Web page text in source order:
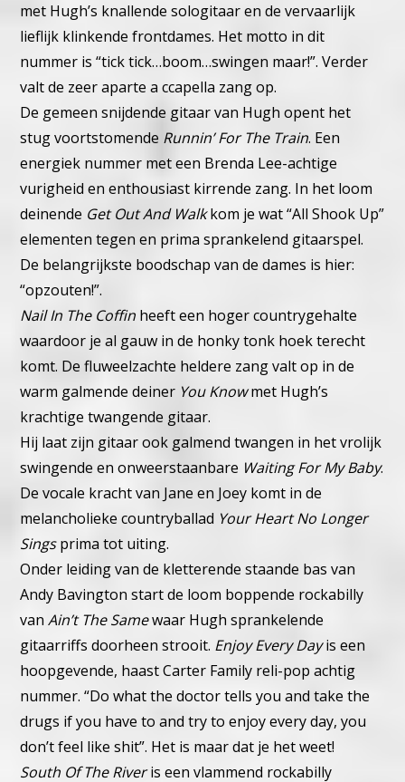
met Hugh’s knallende sologitaar en de vervaarlijk
lieflijk klinkende frontdames. Het motto in dit
nummer is “tick tick…boom…swingen maar!”. Verder
valt de zeer aparte a ccapella zang op.
De gemeen snijdende gitaar van Hugh opent het
stug voortstomende Runnin’ For The Train. Een
energiek nummer met een Brenda Lee-achtige
vurigheid en enthousiast kirrende zang. In het loom
deinende Get Out And Walkkom je wat “All Shook Up”
elementen tegen en prima sprankelend gitaarspel.
De belangrijkste boodschap van de dames is hier:
“opzouten!”.
Nail In The Coffin heeft een hoger countrygehalte
waardoor je al gauw in de honky tonk hoek terecht
komt. De fluweelzachte heldere zang valt op in de
warm galmende deiner You Knowmet Hugh’s
krachtige twangende gitaar.
Hij laat zijn gitaar ook galmend twangen in het vrolijk
swingende en onweerstaanbare Waiting For My Baby.
De vocale kracht van Jane en Joey komt in de
melancholieke countryballad Your Heart No Longer
Singsprima tot uiting.
Onder leiding van de kletterende staande bas van
Andy Bavington start de loom boppende rockabilly
vanAin’t The Samewaar Hugh sprankelende
gitaarriffs doorheen strooit. Enjoy Every Dayis een
hoopgevende, haast Carter Family reli-pop achtig
nummer. “Do what the doctor tells you and take the
drugs if you have to and try to enjoy every day, you
don’t feel like shit”. Het is maar dat je het weet!
South Of The Riveris een vlammend rockabilly